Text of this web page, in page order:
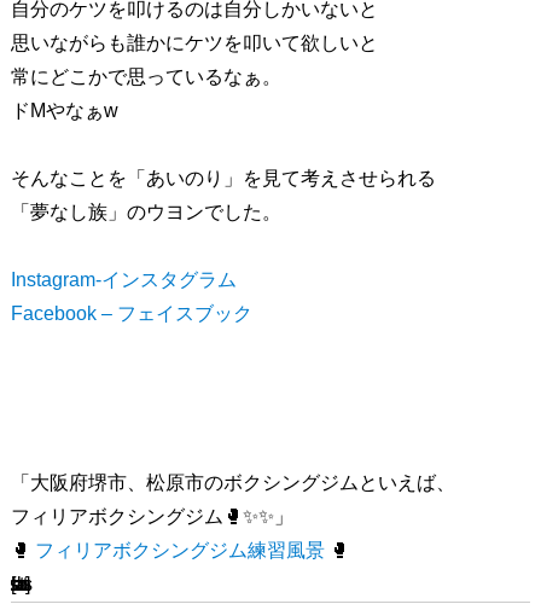
自分のケツを叩けるのは自分しかいないと
思いながらも誰かにケツを叩いて欲しいと
常にどこかで思っているなぁ。
ドMやなぁw
そんなことを「あいのり」を見て考えさせられる
「夢なし族」のウヨンでした。
Instagram-インスタグラム
Facebook – フェイスブック
「 大阪府堺市、松原市のボクシングジムといえば、
フィリアボクシングジム 🥊✨✨」
🥊 フィリアボクシングジム練習風景 🥊
[ssba-buttons]